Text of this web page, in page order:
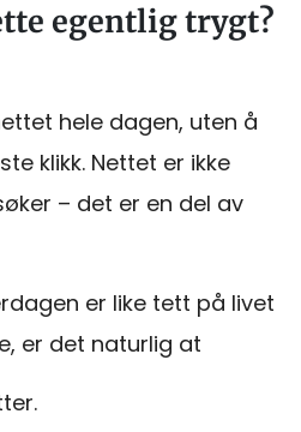
egentlig trygt?
hele dagen, uten å
klikk. Nettet er ikke
– det er en del av
er like tett på livet
er det naturlig at